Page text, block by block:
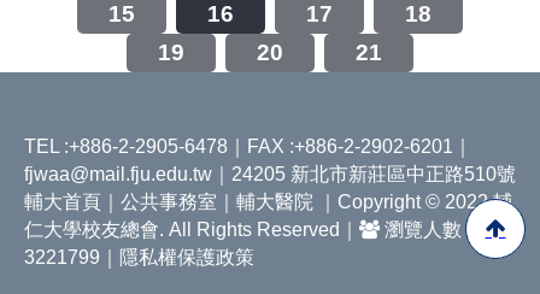
15
16 17
18
19
20 21
TEL :+886-2-2905-6478｜FAX :+886-2-2902-6201｜
fjwaa@mail.fju.edu.tw ｜24205 新北市新莊區中正路510號
輔大首頁
公共事務室 輔大醫院 ｜Copyright © 2022 輔
仁大學校友總會. All Rights Reserved｜
瀏覽人數
3221799｜
隱私權保護政策